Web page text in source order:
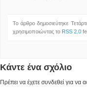
Το άρθρο δημοσιεύτηκε
χρησιμοποιώντας το RSS 2.0
Κάντε ένα σχόλιο
Πρέπει να έχετε συνδεθεί για να